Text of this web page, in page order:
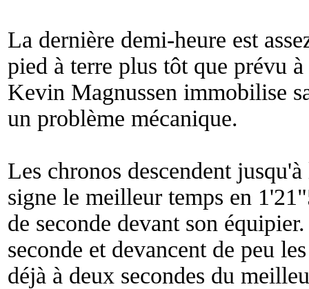
La dernière demi-heure est
pied à terre plus tôt que prévu
Kevin Magnussen immobilise
un problème mécanique.
Les chronos descendent
signe le meilleur temps en
de seconde devant son
seconde et devancent de peu
déjà à deux secondes du